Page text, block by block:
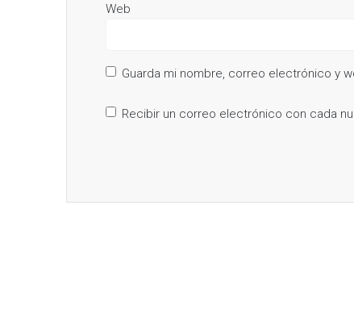
Web
Guarda mi nombre, correo electrónico y
Recibir un correo electrónico con cada